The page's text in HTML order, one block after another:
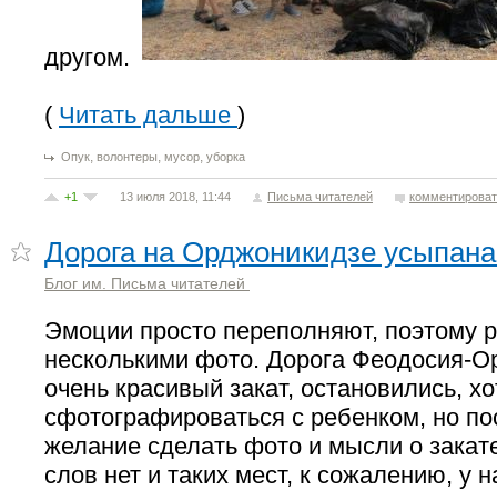
другом.
( Читать дальше )
Опук, волонтеры, мусор, уборка
+1 13 июля 2018, 11:44 Письма читателей
Дорога на Орджоникидзе
Блог им. Письма читателей
Эмоции просто переполняют, поэтому
несколькими фото. Дорога Феодосия-
очень красивый закат, остановились,
сфотографироваться с ребенком, но
желание сделать фото и мысли о
слов нет и таких мест, к сожалению, у